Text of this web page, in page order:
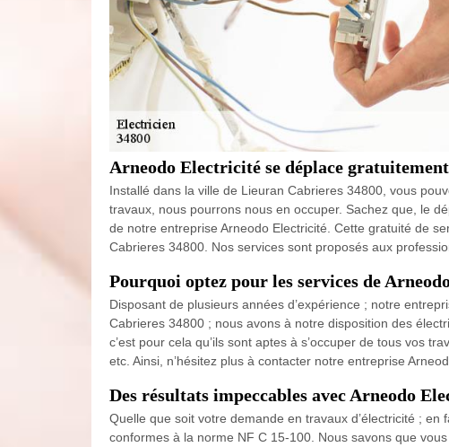
Arneodo Electricité se déplace
Installé dans la ville de Lieuran Cabrieres 34800, vous
travaux, nous pourrons nous en occuper. Sachez que, le
de notre entreprise Arneodo Electricité. Cette gratuité de
Cabrieres 34800. Nos services sont proposés aux
Pourquoi optez pour les services de
Disposant de plusieurs années d’expérience ; notre
Cabrieres 34800 ; nous avons à notre disposition des
c’est pour cela qu’ils sont aptes à s’occuper de tous vos
etc. Ainsi, n’hésitez plus à contacter notre entreprise
Des résultats impeccables avec Arneodo
Quelle que soit votre demande en travaux d’électricité ;
conformes à la norme NF C 15-100. Nous savons que